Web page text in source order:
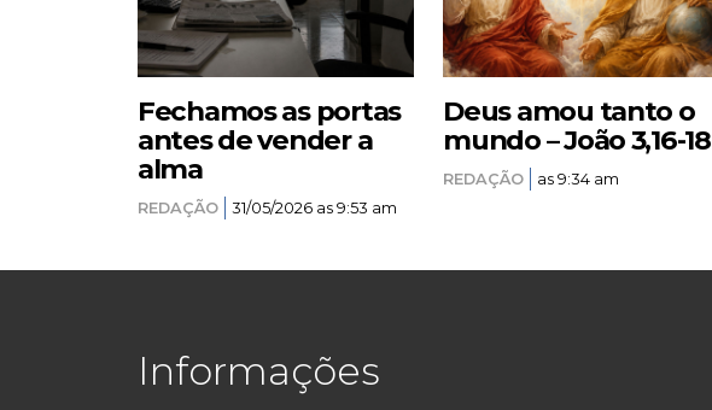
Fechamos as portas
antes de vender a
alma
REDAÇÃO 31/05/2026 as 9:53 am
Deus amou tanto o
mundo – João 3,16-18
REDAÇÃO as 9:34 am
Informações